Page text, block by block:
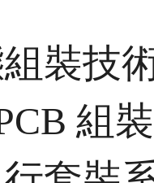
裝技
組